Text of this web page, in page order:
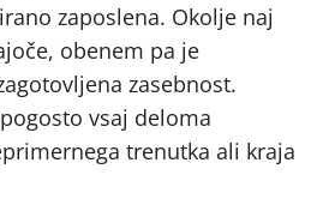
zaposlena. Okolje naj
obenem pa je
zasebnost.
vsaj deloma
trenutka ali kraja